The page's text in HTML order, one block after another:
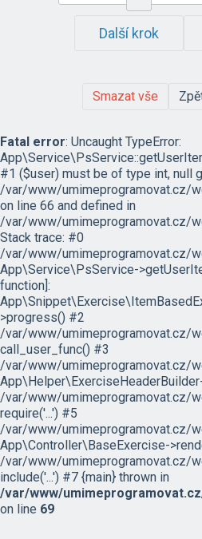
Další krok
Smazat vše
Fatal error: Uncaught TypeError:
#1 ($user) must be of type int, null
/var/www/umimeprogramovat.cz/
on line 66 and defined in
/var/www/umimeprogramovat.cz/
Stack trace: #0
/var/www/umimeprogramovat.cz/
App\Service\PsService-
function]:
>progress() #2
/var/www/umimeprogramovat.cz/
call_user_func() #3
/var/www/umimeprogramovat.cz/
/var/www/umimeprogramovat.cz/
require('...') #5
/var/www/umimeprogramovat.cz/
App\Controller\BaseExercise-
/var/www/umimeprogramovat.cz/
include('...') #7 {main} thrown in
/var/www/
on line 69